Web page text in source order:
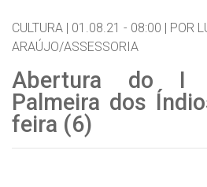
CULTURA | 01.08.21 - 08:00 | POR
ARAÚJO/ASSESSORIA
Abertura do I
Palmeira dos
feira (6)